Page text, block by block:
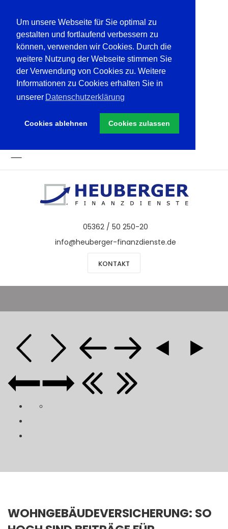
Um unsere Webseite für Sie optimal zu
gestalten und fortlaufend verbessern zu
können, verwenden wir Cookies. Durch die
weitere Nutzung der Webseite stimmen Sie
der Verwendung von Cookies zu. Weitere
Informationen zu Cookies erhalten Sie in
unserer Datenschutzerklärung
Cookies ablehnen Cookies zulassen
05362 / 50 250-20
info@heuberger-finanzdienste.de
KONTAKT
WOHNGEBÄUDEVERSICHERUNG: SO